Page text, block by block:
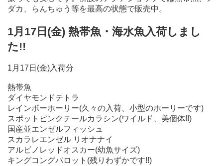
ダカ、らんちゅう等を最高の状態で販売中。
1月17日(金) 熱帯魚・海水魚入荷しまし
た!!
1月17日(金)入荷分
熱帯魚
ダイヤモンドテトラ
レインボーホーリー(久々の入荷、小型のホーリーです)
スポットピンクテールカラシン(ワイルド、美個体!!)
国産並エンゼルフィッシュ
スカラレエンゼル リオナナイ
アルビノレッドオスカー(幼魚サイズ)
キングコングパロット(残りわずかです!!)